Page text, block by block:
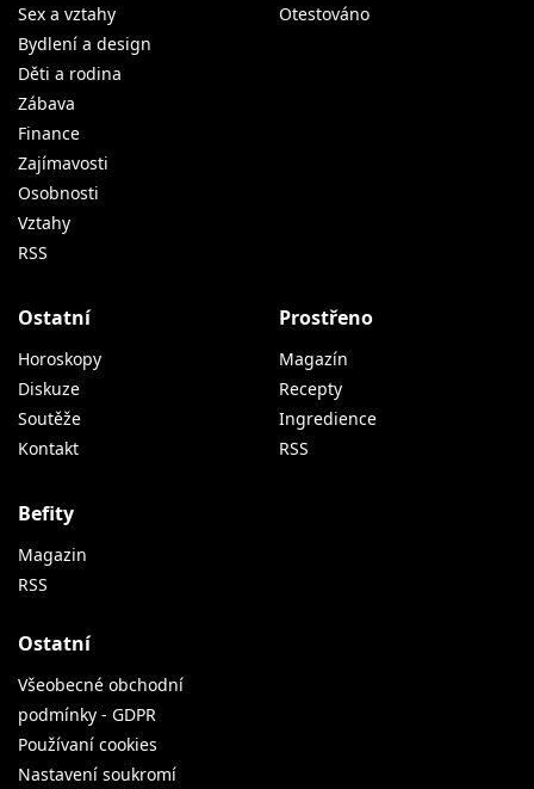
Sex a vztahy
Bydlení a design
Děti a rodina
Zábava
Finance
Zajímavosti
Osobnosti
Vztahy
RSS
Otestováno
Ostatní
Horoskopy
Diskuze
Soutěže
Kontakt
Prostřeno
Magazín
Recepty
Ingredience
RSS
Befity
Magazin
RSS
Ostatní
Všeobecné obchodní
podmínky - GDPR
Používaní cookies
Nastavení soukromí